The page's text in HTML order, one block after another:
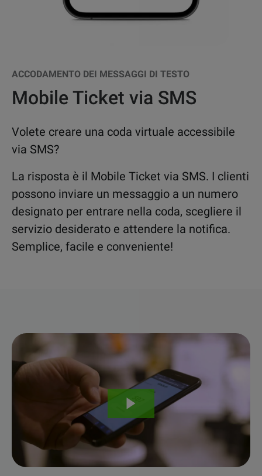
seconda delle preferenze del
cliente.
ACCODAMENTO DEI MESSAGGI DI TESTO
Mobile Ticket via SMS
Volete creare una coda virtuale accessibile
via SMS?
La risposta è il Mobile Ticket via SMS. I clienti
possono inviare un messaggio a un numero
designato per entrare nella coda, scegliere il
servizio desiderato e attendere la notifica.
Semplice, facile e conveniente!